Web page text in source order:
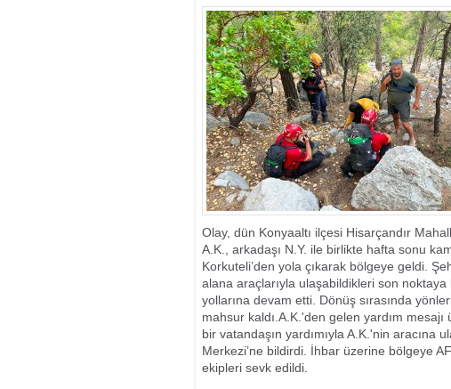
GÜÇLENDİRDİ
Olay, dün Konyaaltı ilçesi Hisarçandır
A.K., arkadaşı N.Y. ile birlikte hafta sonu
Korkuteli’den yola çıkarak bölgeye geldi.
alana araçlarıyla ulaşabildikleri son
yollarına devam etti. Dönüş sırasında
mahsur kaldı.A.K.'den gelen yardım
bir vatandaşın yardımıyla A.K.'nin aracına
Merkezi’ne bildirdi. İhbar üzerine bölgeye
ekipleri sevk edildi.